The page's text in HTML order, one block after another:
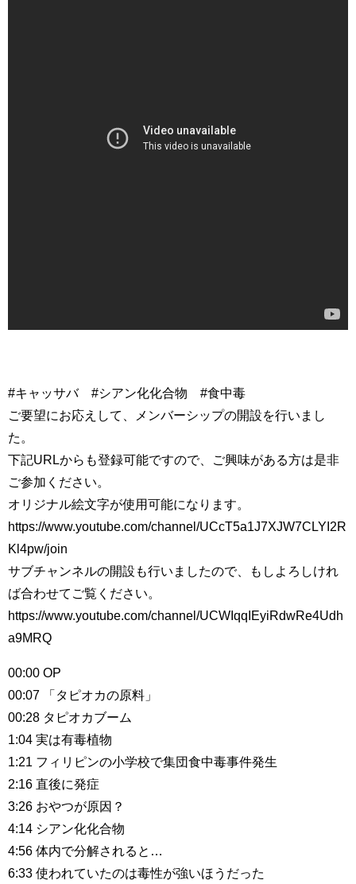
#キャッサバ #シアン化化合物 #食中毒
ご要望にお応えして、メンバーシップの開設を行いまし
た。
下記URLからも登録可能ですので、ご興味がある方は是非
ご参加ください。
オリジナル絵文字が使用可能になります。
https://www.youtube.com/channel/UCcT5a1J7XJW7CLYI2R
Kl4pw/join
サブチャンネルの開設も行いましたので、もしよろしけれ
ば合わせてご覧ください。
https://www.youtube.com/channel/UCWIqqIEyiRdwRe4Udh
a9MRQ
00:00 OP
00:07 「タピオカの原料」
00:28 タピオカブーム
1:04 実は有毒植物
1:21 フィリピンの小学校で集団食中毒事件発生
2:16 直後に発症
3:26 おやつが原因？
4:14 シアン化化合物
4:56 体内で分解されると…
6:33 使われていたのは毒性が強いほうだった